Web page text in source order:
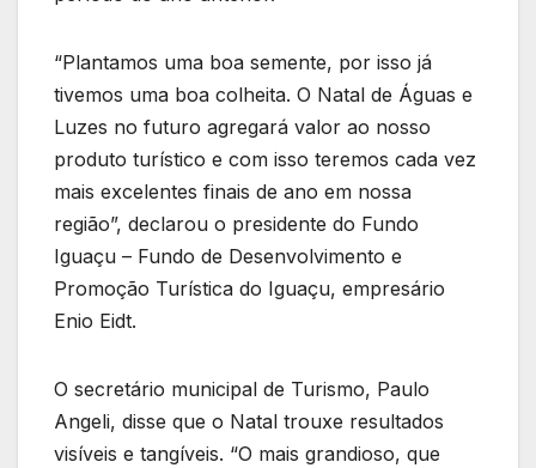
“Plantamos uma boa semente, por isso já
tivemos uma boa colheita. O Natal de Águas e
Luzes no futuro agregará valor ao nosso
produto turístico e com isso teremos cada vez
mais excelentes finais de ano em nossa
região”, declarou o presidente do Fundo
Iguaçu – Fundo de Desenvolvimento e
Promoção Turística do Iguaçu, empresário
Enio Eidt.
O secretário municipal de Turismo, Paulo
Angeli, disse que o Natal trouxe resultados
visíveis e tangíveis. “O mais grandioso, que